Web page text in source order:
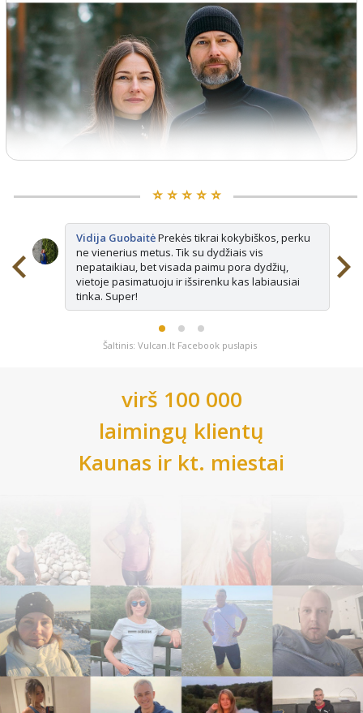
⭐️ ⭐️ ⭐️ ⭐️ ⭐️
Vidija GuobaitėPrekės tikrai kokybiškos, perku
ne vienerius metus. Tik su dydžiais vis
nepataikiau, bet visada paimu pora dydžių,
vietoje pasimatuoju ir išsirenku kas labiausiai
tinka. Super!
Šaltinis: Vulcan.lt Facebook puslapis
virš 100 000
laimingų klientų
Kaunas ir kt. miestai